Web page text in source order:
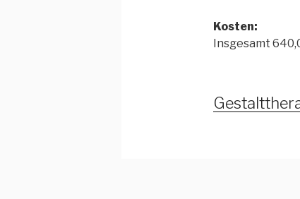
Kosten:
Insgesamt